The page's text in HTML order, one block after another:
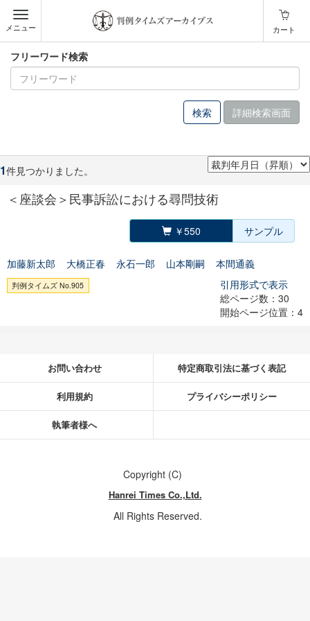
メニュー カート
フリーワード検索
詳細検索画面
1件見つかりました。
＜座談会＞民事訴訟における尋問技術
￥550 サンプル
加藤新太郎 大橋正春 永石一郎 山本剛嗣 本間通義
判例タイムズ No.905
引用形式で表示
総ページ数：30
開始ページ位置：4
お問い合わせ 特定商取引法に基づく表記
利用規約 プライバシーポリシー
執筆者様へ
Copyright (C)
Hanrei Times Co.,Ltd.
All Rights Reserved.